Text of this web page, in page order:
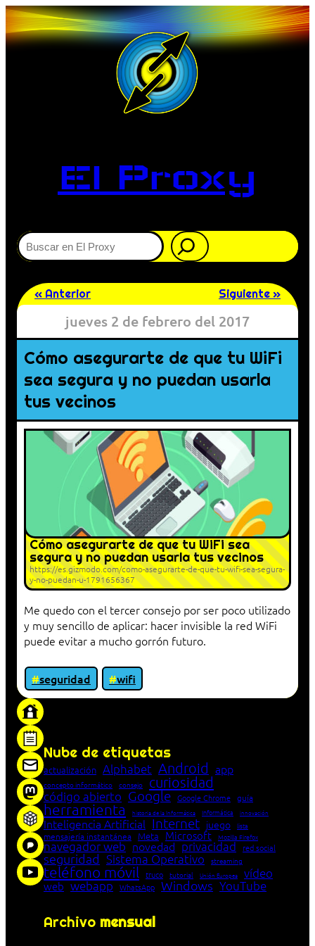
El Proxy
Buscar
« Anterior Siguiente »
jueves 2 de febrero del 2017
Cómo asegurarte de que tu WiFi
sea segura y no puedan usarla
tus vecinos
Cómo asegurarte de que tu WiFi sea
segura y no puedan usarla tus vecinos
https://es.gizmodo.com/como-asegurarte-de-que-tu-wifi-sea-segura-
y-no-puedan-u-1791656367
Me quedo con el tercer consejo por ser poco utilizado
y muy sencillo de aplicar: hacer invisible la red WiFi
puede evitar a mucho gorrón futuro.
seguridad
wifi
Nube de etiquetas
actualización Alphabet Android app
concepto informático consejo curiosidad
código abierto Google Google Chrome guía
herramienta historia de la Informática Informática innovación
Inteligencia Artificial Internet juego lista
mensajería instantánea Meta Microsoft Mozilla Firefox
navegador web novedad privacidad red social
seguridad Sistema Operativo streaming
teléfono móvil truco tutorial Unión Europea vídeo
web webapp WhatsApp Windows YouTube
Archivo mensual